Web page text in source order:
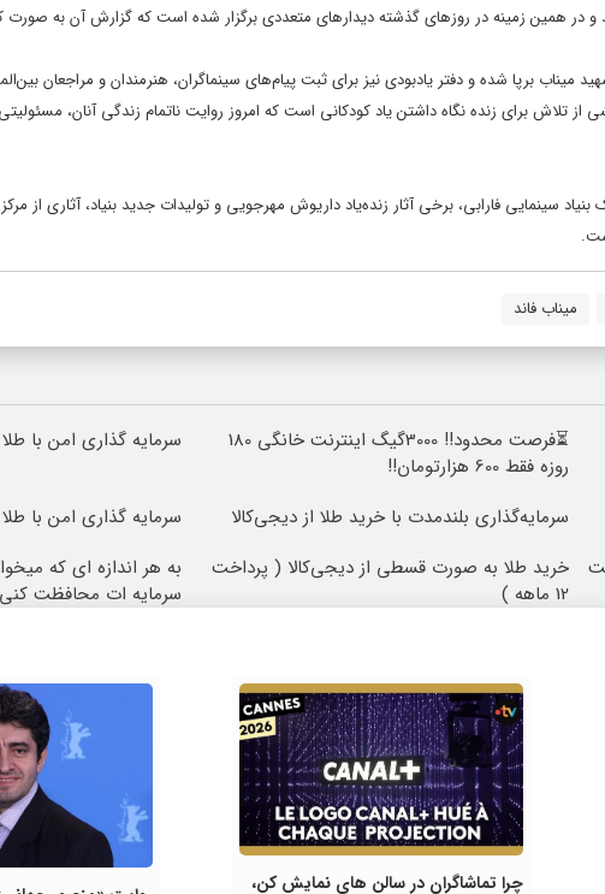
و در همین زمینه در روزهای گذشته دیدارهای متعددی برگزار شده است که گزارش آن به صورت
۲۰۲۶، با یاد و نام کودکان شهید میناب برپا شده و دفتر یادبودی نیز برای ثبت پیام‌های سینماگران، هنرمندان و
از تلاش برای زنده نگاه داشتن یاد کودکانی است که امروز روایت ناتمام زندگی آنان،
بنیاد سینمایی فارابی، برخی آثار زنده‌یاد داریوش مهرجویی و تولیدات جدید بنیاد، آثاری
میناب فاند
⏳فرصت محدود!! 3000گیگ اینترنت خانگی 180
روزه فقط 600 هزارتومان!!
سرمایه گذاری امن با
سرمایه‌گذاری بلندمدت با خرید طلا از دیجی‌کالا
سرمایه گذاری امن با
خرید طلا به صورت قسطی از دیجی‌کالا ( پرداخت
12 ماهه )
به هر اندازه ای که
سرمایه ات محافظت کنی
چرا تماشاگران در سالن های نمایش کن،